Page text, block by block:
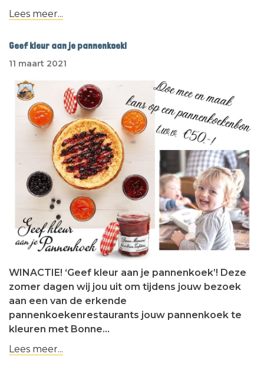
Lees meer...
Geef kleur aan je pannenkoek!
11 maart 2021
WINACTIE! ‘Geef kleur aan je pannenkoek’! Deze
zomer dagen wij jou uit om tijdens jouw bezoek
aan een van de erkende
pannenkoekenrestaurants jouw pannenkoek te
kleuren met Bonne…
Lees meer...